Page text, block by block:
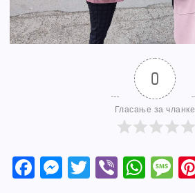
0
Гласање за чланке
F
M T
Vi W M